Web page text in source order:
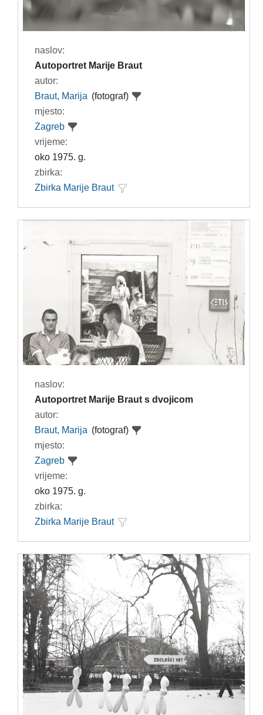
naslov:
Autoportret Marije Braut
autor:
Braut, Marija (fotograf)
mjesto:
Zagreb
vrijeme:
oko 1975. g.
zbirka:
Zbirka Marije Braut
naslov:
Autoportret Marije Braut s dvojicom
autor:
Braut, Marija (fotograf)
mjesto:
Zagreb
vrijeme:
oko 1975. g.
zbirka:
Zbirka Marije Braut